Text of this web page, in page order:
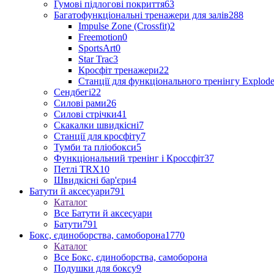
Гумові підлогові покриття63
Багатофункціональні тренажери для залів288
Impulse Zone (Crossfit)2
Freemotion0
SportsArt0
Star Trac3
Кросфіт тренажери22
Станції для функціонального тренінгу Explode
Сендбегі22
Силові рами26
Силові стрічки41
Скакалки швидкісні7
Станції для кросфіту7
Тумби та пліобокси5
Функціональний тренінг і Кроссфіт37
Петлі TRX10
Швидкісні бар'єри4
Батути й аксесуари791
Каталог
Все Батути й аксесуари
Батути791
Бокс, єдиноборства, самоборона1770
Каталог
Все Бокс, єдиноборства, самоборона
Подушки для боксу9